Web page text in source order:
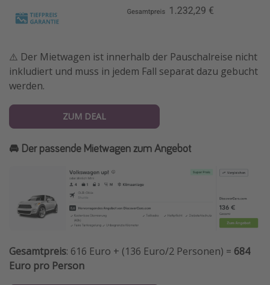
⚠️ Der Mietwagen ist innerhalb der Pauschalreise nicht
inkludiert und muss in jedem Fall separat dazu gebucht
werden.
ZUM DEAL
🚘 Der passende Mietwagen zum Angebot
Gesamtpreis: 616 Euro + (136 Euro/2 Personen) = 684
Euro pro Person